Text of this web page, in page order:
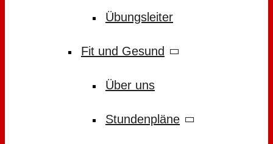
Übungsleiter
Fit und Gesund
Über uns
Stundenpläne